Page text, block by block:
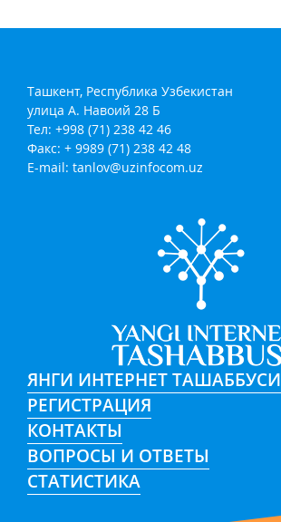
Ташкент, Республика Узбекистан
улица А. Навоий 28 Б
Тел: +998 (71) 238 42 46
Факс: + 9989 (71) 238 42 48
E-mail: tanlov@uzinfocom.uz
ЯНГИ ИНТЕРНЕТ ТАШАББУСИ
РЕГИСТРАЦИЯ
КОНТАКТЫ
ВОПРОСЫ И ОТВЕТЫ
СТАТИСТИКА